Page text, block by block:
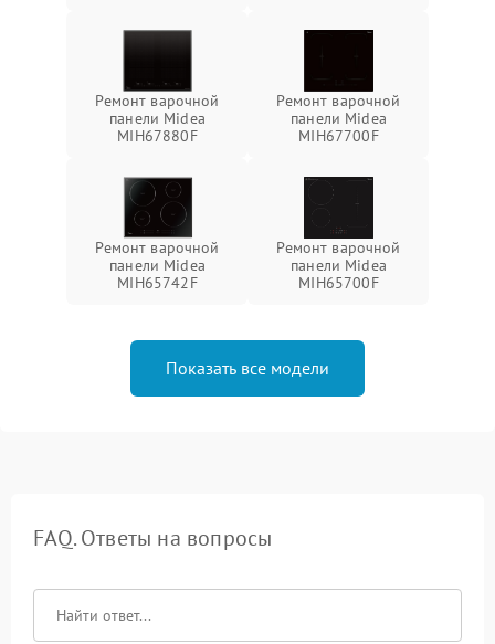
Ремонт варочной
панели Midea
MIH67880F
Ремонт варочной
панели Midea
MIH67700F
Ремонт варочной
панели Midea
MIH65742F
Ремонт варочной
панели Midea
MIH65700F
Показать все модели
FAQ. Ответы на вопросы